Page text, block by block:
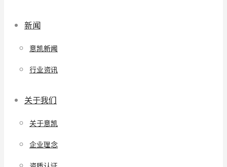
新闻
意凯新闻
行业资讯
关于我们
关于意凯
企业理念